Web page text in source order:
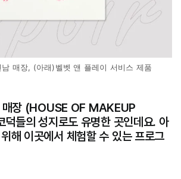
매장, (아래)벨벳 앤 플레이 서비스 제품
매장 (HOUSE OF MAKEUP
들의 성지로도 유명한 곳인데요. 아
해 이곳에서 체험할 수 있는 프로그